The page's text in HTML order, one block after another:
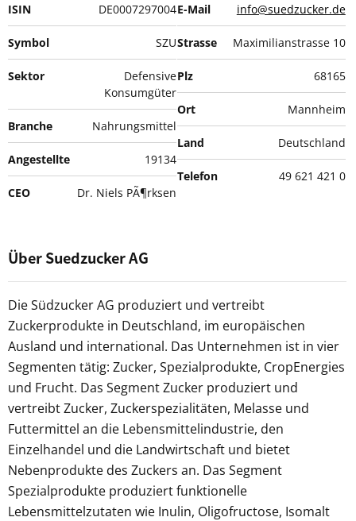
ISIN DE0007297004
Symbol SZU
Sektor
Defensive
Konsumgüter
Branche Nahrungsmittel
Angestellte 19134
CEO Dr. Niels PÃ¶rksen
E-Mail info@suedzucker.de
Strasse Maximilianstrasse 10
Plz 68165
Ort Mannheim
Land Deutschland
Telefon 49 621 421 0
Über Suedzucker AG
Die Südzucker AG produziert und vertreibt
Zuckerprodukte in Deutschland, im europäischen
Ausland und international. Das Unternehmen ist in vier
Segmenten tätig: Zucker, Spezialprodukte, CropEnergies
und Frucht. Das Segment Zucker produziert und
vertreibt Zucker, Zuckerspezialitäten, Melasse und
Futtermittel an die Lebensmittelindustrie, den
Einzelhandel und die Landwirtschaft und bietet
Nebenprodukte des Zuckers an. Das Segment
Spezialprodukte produziert funktionelle
Lebensmittelzutaten wie Inulin, Oligofructose, Isomalt